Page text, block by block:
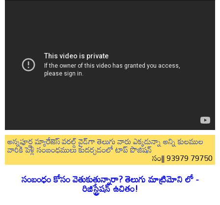
అన్నపూర్ణ మ్యారేజెస్ వరల్డ్ వైడ్‌గా తెలుగు వారు ఎక్కడున్నా అన్ని కులముల
వారికి పెళ్లి సంబంధములు కుదర్చడంలో టాప్ పొజిషన్
సం|| 93979 79750
సంబంధం కోసం వెతుకుతున్నారా? తెలుగు మాట్రిమోని లో -
రిజిస్ట్రేషన్ ఉచితం!